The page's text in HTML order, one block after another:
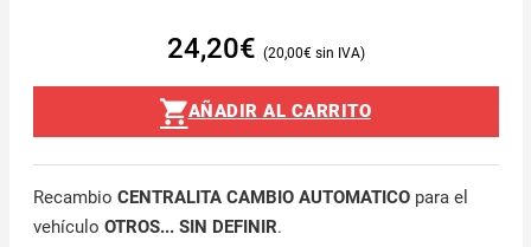
24,20€ 20,00€
AÑADIR AL CARRITO
Recambio CENTRALITA CAMBIO AUTOMATICOpara el
vehículo OTROS... SIN DEFINIR.